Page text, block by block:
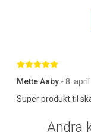
Mette Aaby - 8.
Super produkt til
Andra